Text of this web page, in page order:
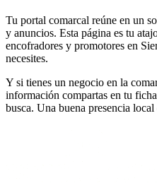
Tu portal comarcal reúne en un
y anuncios. Esta página es tu
encofradores y promotores en
necesites.
Y si tienes un negocio en la
información compartas en tu
busca. Una buena presencia